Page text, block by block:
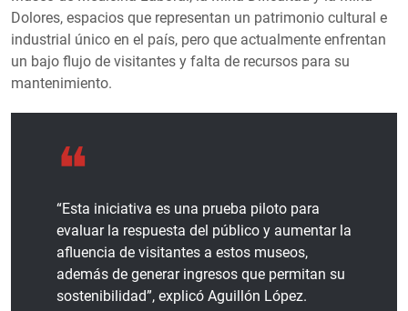
Dolores, espacios que representan un patrimonio cultural e
industrial único en el país, pero que actualmente enfrentan
un bajo flujo de visitantes y falta de recursos para su
mantenimiento.
“Esta iniciativa es una prueba piloto para
evaluar la respuesta del público y aumentar la
afluencia de visitantes a estos museos,
además de generar ingresos que permitan su
sostenibilidad”, explicó Aguillón López.